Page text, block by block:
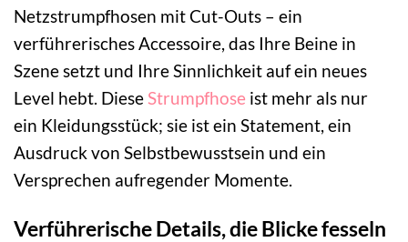
Netzstrumpfhosen mit Cut-Outs – ein
verführerisches Accessoire, das Ihre Beine in
Szene setzt und Ihre Sinnlichkeit auf ein neues
Level hebt. Diese Strumpfhose ist mehr als nur
ein Kleidungsstück; sie ist ein Statement, ein
Ausdruck von Selbstbewusstsein und ein
Versprechen aufregender Momente.
Verführerische Details, die Blicke fesseln